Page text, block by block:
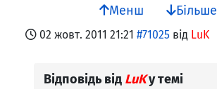
Менш Більше
02 жовт. 2011 21:21 #71025 від LuK
Відповідь від LuKу темі